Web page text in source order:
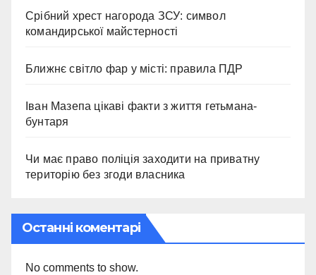
Срібний хрест нагорода ЗСУ: символ
командирської майстерності
Ближнє світло фар у місті: правила ПДР
Іван Мазепа цікаві факти з життя гетьмана-
бунтаря
Чи має право поліція заходити на приватну
територію без згоди власника
Останні коментарі
No comments to show.